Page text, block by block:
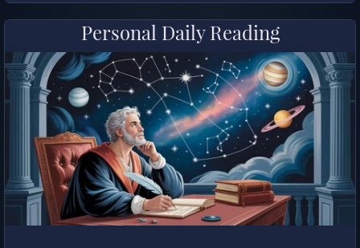
Personal Daily Reading